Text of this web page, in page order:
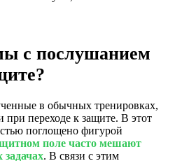
с послушанием
в обычных тренировках,
при переходе к защите. В этот
поглощено фигурой
поле часто мешают
задачах. В связи с этим